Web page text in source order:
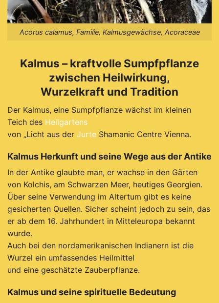
Acorus calamus, Familie, Kalmusgewächse, Acoraceae
Kalmus – kraftvolle Sumpfpflanze
zwischen Heilwirkung,
Wurzelkraft und Tradition
Der Kalmus, eine Sumpfpflanze wächst im kleinen
Teich des Heilgartens
von „Licht aus der Jurte Shamanic Centre Vienna.
Kalmus Herkunft und seine Wege aus der Antike
In der Antike glaubte man, er wachse in den Gärten
von Kolchis, am Schwarzen Meer, heutiges Georgien.
Über seine Verwendung im Altertum gibt es keine
gesicherten Quellen. Sicher scheint jedoch zu sein, das
er ab dem 16. Jahrhundert in Mitteleuropa bekannt
wurde.
Auch bei den nordamerikanischen Indianern ist die
Wurzel ein umfassendes Heilmittel
und eine geschätzte Zauberpflanze.
Kalmus und seine spirituelle Bedeutung